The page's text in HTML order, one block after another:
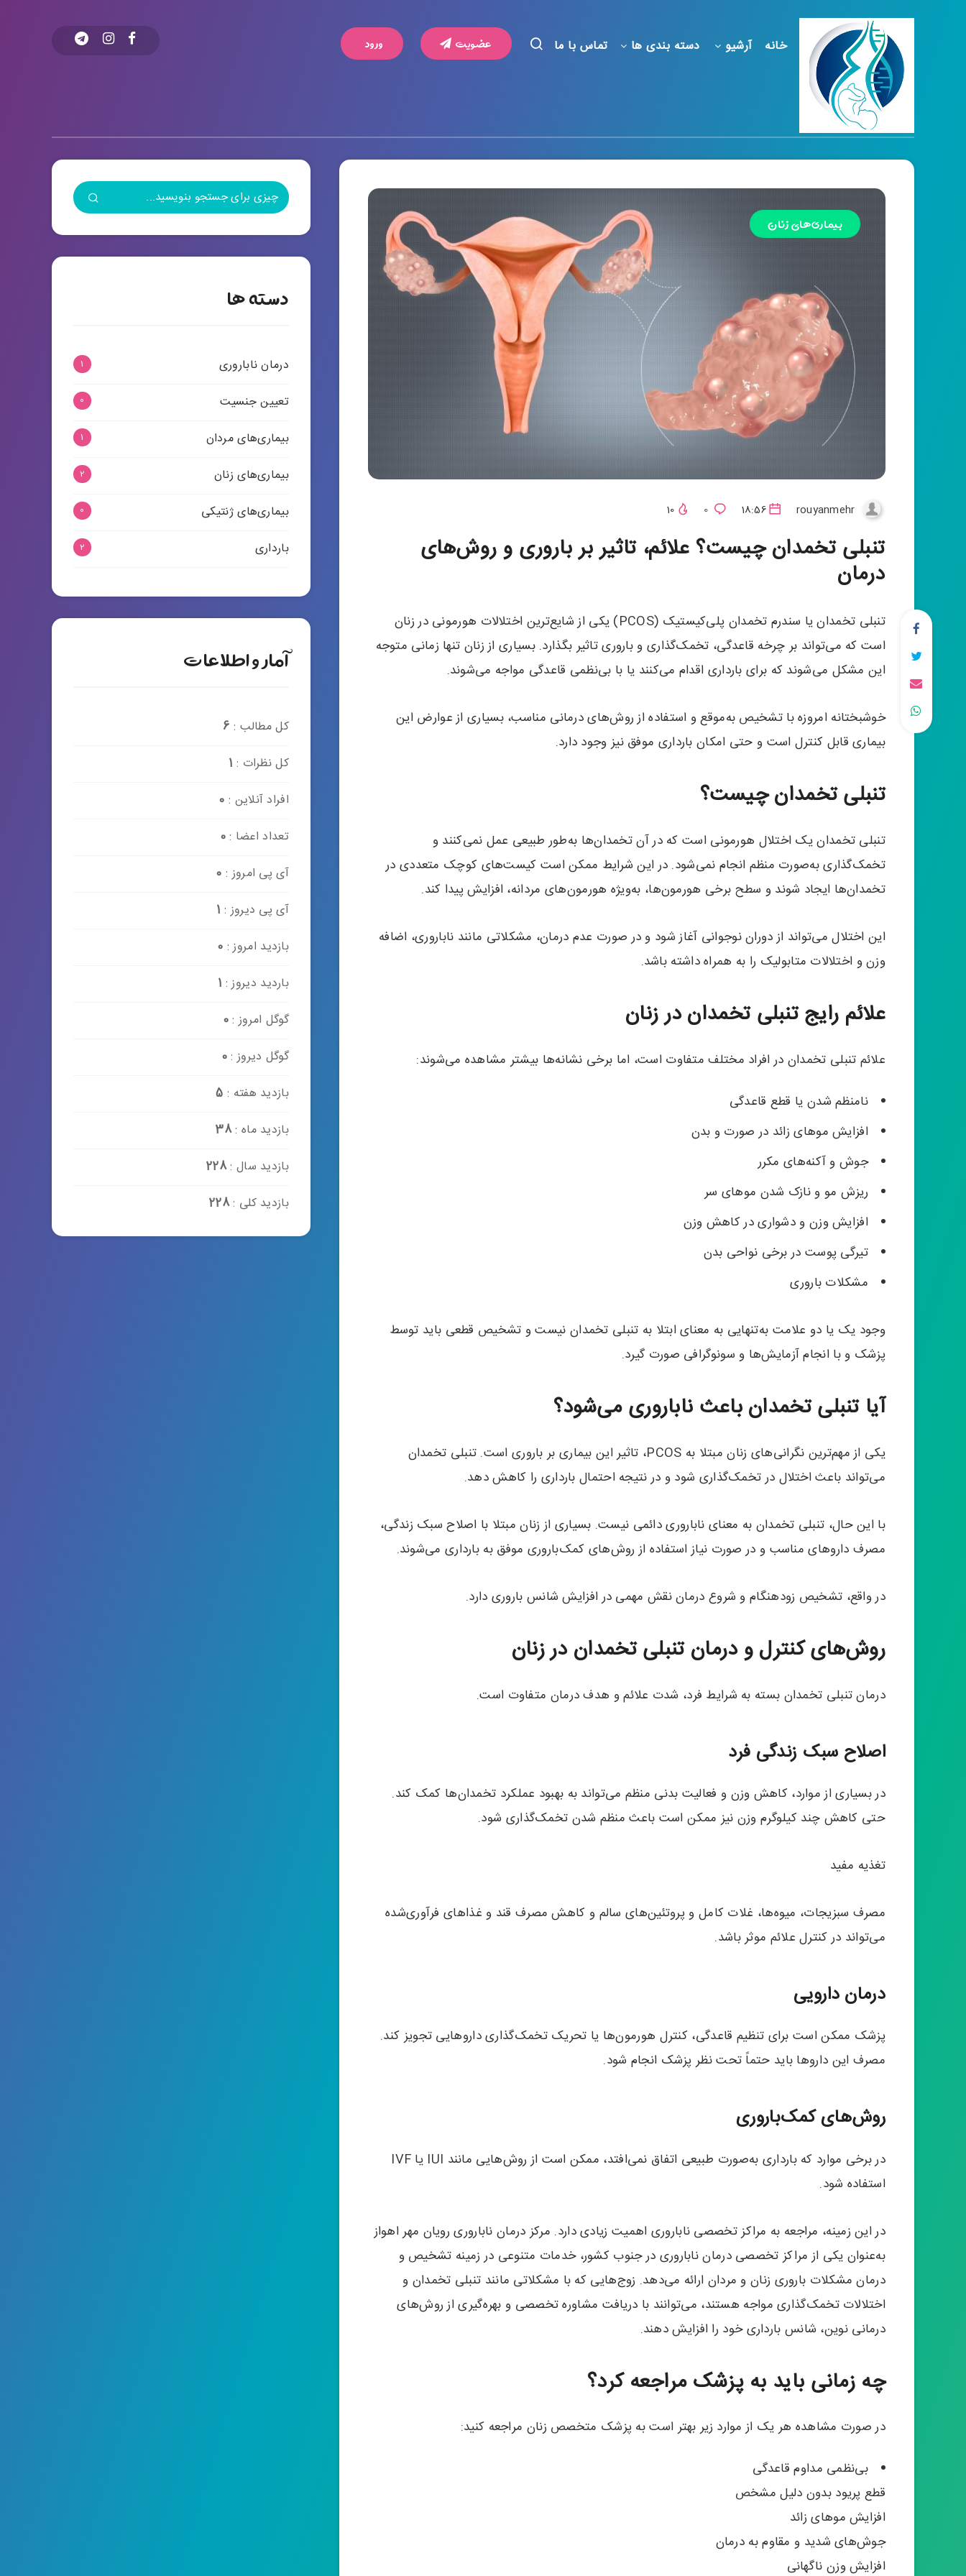
خانه آرشیو دسته بندی ها تماس با ما عضویت ورود
بیماری‌های زنان
rouyanmehr
18:56
0
10
تنبلی تخمدان چیست؟ علائم، تاثیر بر باروری و روش‌های
درمان
تنبلی تخمدان یا سندرم تخمدان پلی‌کیستیک (PCOS) یکی از شایع‌ترین اختلالات هورمونی در زنان
است که می‌تواند بر چرخه قاعدگی، تخمک‌گذاری و باروری تاثیر بگذارد. بسیاری از زنان تنها زمانی متوجه
این مشکل می‌شوند که برای بارداری اقدام می‌کنند یا با بی‌نظمی قاعدگی مواجه می‌شوند.
خوشبختانه امروزه با تشخیص به‌موقع و استفاده از روش‌های درمانی مناسب، بسیاری از عوارض این
بیماری قابل کنترل است و حتی امکان بارداری موفق نیز وجود دارد.
تنبلی تخمدان چیست؟
تنبلی تخمدان یک اختلال هورمونی است که در آن تخمدان‌ها به‌طور طبیعی عمل نمی‌کنند و
تخمک‌گذاری به‌صورت منظم انجام نمی‌شود. در این شرایط ممکن است کیست‌های کوچک متعددی در
تخمدان‌ها ایجاد شوند و سطح برخی هورمون‌ها، به‌ویژه هورمون‌های مردانه، افزایش پیدا کند.
این اختلال می‌تواند از دوران نوجوانی آغاز شود و در صورت عدم درمان، مشکلاتی مانند ناباروری، اضافه
وزن و اختلالات متابولیک را به همراه داشته باشد.
علائم رایج تنبلی تخمدان در زنان
علائم تنبلی تخمدان در افراد مختلف متفاوت است، اما برخی نشانه‌ها بیشتر مشاهده می‌شوند:
نامنظم شدن یا قطع قاعدگی
افزایش موهای زائد در صورت و بدن
جوش و آکنه‌های مکرر
ریزش مو و نازک شدن موهای سر
افزایش وزن و دشواری در کاهش وزن
تیرگی پوست در برخی نواحی بدن
مشکلات باروری
وجود یک یا دو علامت به‌تنهایی به معنای ابتلا به تنبلی تخمدان نیست و تشخیص قطعی باید توسط
پزشک و با انجام آزمایش‌ها و سونوگرافی صورت گیرد.
آیا تنبلی تخمدان باعث ناباروری می‌شود؟
یکی از مهم‌ترین نگرانی‌های زنان مبتلا به PCOS، تاثیر این بیماری بر باروری است. تنبلی تخمدان
می‌تواند باعث اختلال در تخمک‌گذاری شود و در نتیجه احتمال بارداری را کاهش دهد.
با این حال، تنبلی تخمدان به معنای ناباروری دائمی نیست. بسیاری از زنان مبتلا با اصلاح سبک زندگی،
مصرف داروهای مناسب و در صورت نیاز استفاده از روش‌های کمک‌باروری موفق به بارداری می‌شوند.
در واقع، تشخیص زودهنگام و شروع درمان نقش مهمی در افزایش شانس باروری دارد.
روش‌های کنترل و درمان تنبلی تخمدان در زنان
درمان تنبلی تخمدان بسته به شرایط فرد، شدت علائم و هدف درمان متفاوت است.
اصلاح سبک زندگی فرد
در بسیاری از موارد، کاهش وزن و فعالیت بدنی منظم می‌تواند به بهبود عملکرد تخمدان‌ها کمک کند.
حتی کاهش چند کیلوگرم وزن نیز ممکن است باعث منظم شدن تخمک‌گذاری شود.
تغذیه مفید
مصرف سبزیجات، میوه‌ها، غلات کامل و پروتئین‌های سالم و کاهش مصرف قند و غذاهای فرآوری‌شده
می‌تواند در کنترل علائم موثر باشد.
درمان دارویی
پزشک ممکن است برای تنظیم قاعدگی، کنترل هورمون‌ها یا تحریک تخمک‌گذاری داروهایی تجویز کند.
مصرف این داروها باید حتماً تحت نظر پزشک انجام شود.
روش‌های کمک‌باروری
در برخی موارد که بارداری به‌صورت طبیعی اتفاق نمی‌افتد، ممکن است از روش‌هایی مانند IUI یا IVF
استفاده شود.
در این زمینه، مراجعه به مراکز تخصصی ناباروری اهمیت زیادی دارد. مرکز درمان ناباروری رویان مهر اهواز
به‌عنوان یکی از مراکز تخصصی درمان ناباروری در جنوب کشور، خدمات متنوعی در زمینه تشخیص و
درمان مشکلات باروری زنان و مردان ارائه می‌دهد. زوج‌هایی که با مشکلاتی مانند تنبلی تخمدان و
اختلالات تخمک‌گذاری مواجه هستند، می‌توانند با دریافت مشاوره تخصصی و بهره‌گیری از روش‌های
درمانی نوین، شانس بارداری خود را افزایش دهند.
چه زمانی باید به پزشک مراجعه کرد؟
در صورت مشاهده هر یک از موارد زیر بهتر است به پزشک متخصص زنان مراجعه کنید:
بی‌نظمی مداوم قاعدگی
قطع پریود بدون دلیل مشخص
افزایش موهای زائد
جوش‌های شدید و مقاوم به درمان
افزایش وزن ناگهانی
دسته ها
درمان ناباروری 1
تعیین جنسیت 0
بیماری‌های مردان 1
بیماری‌های زنان 2
بیماری‌های ژنتیکی 0
بارداری 2
آمار و اطلاعات
کل مطالب : 6
کل نظرات : 1
افراد آنلاین : 0
تعداد اعضا :0
آی پی امروز : 0
آی پی دیروز : 1
بازدید امروز : 0
باردید دیروز : 1
گوگل امروز :0
گوگل دیروز :0
بازدید هفته : 5
بازدید ماه :38
بازدید سال :228
بازدید کلی :228